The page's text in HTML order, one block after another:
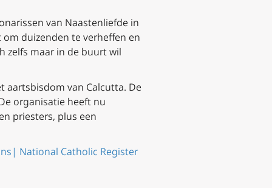
van Naastenliefde in
om duizenden te verheffen en
zelfs maar in de buurt wil
aartsbisdom van Calcutta. De
organisatie heeft nu
priesters, plus een
National Catholic Register